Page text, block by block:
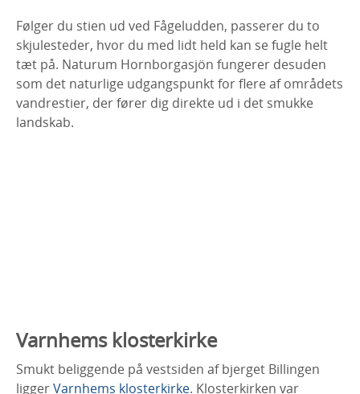
Følger du stien ud ved Fågeludden, passerer du to
skjulesteder, hvor du med lidt held kan se fugle helt
tæt på. Naturum Hornborgasjön fungerer desuden
som det naturlige udgangspunkt for flere af områdets
vandrestier, der fører dig direkte ud i det smukke
landskab.
Varnhems klosterkirke
Smukt beliggende på vestsiden af bjerget Billingen
liggerVarnhems klosterkirke. Klosterkirken var